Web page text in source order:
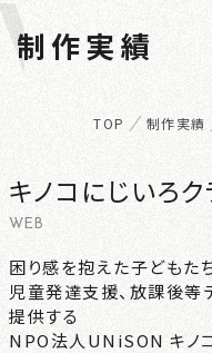
制作実績
TOP 制作実績
キノコにじいろ
WEB
困り感を抱えた子どもた
児童発達支援、放課後等
提供する
NPO法人UNiSON キノコ
CONTACT
NEWS
PRIVACY